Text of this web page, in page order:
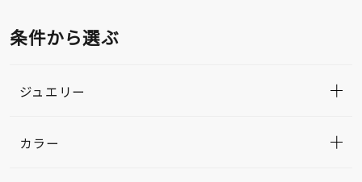
条件から選ぶ
ジュエリー
カラー